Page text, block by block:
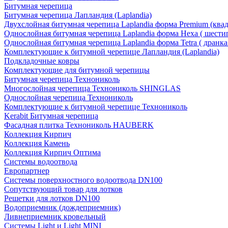
Битумная черепица
Битумная черепица Лапландия (Laplandia)
Двухслойная битумная черепица Laplandia форма Premium
Однослойная битумная черепица Laplandia форма Hexa (
Однослойная битумная черепица Laplandia форма Tetra (
Комплектующие к битумной черепице Лапландия (Laplandia)
Подкладочные ковры
Комплектующие для битумной черепицы
Битумная черепица Технониколь
Многослойная черепица Технониколь SHINGLAS
Однослойная черепица Технониколь
Комплектующие к битумной черепице Технониколь
Kerabit Битумная черепица
Фасадная плитка Технониколь HAUBERK
Кол​лекция Кирпич
Кол​лекция Камень
Коллекция Кирпич Оптима
Системы водоотвода
Европартнер
Системы поверхностного водоотвода DN100
Сопутствующий товар для лотков
Решетки для лотков DN100
Водоприемник (дождеприемник)
Ливнеприемник кровельный
Системы Light и Light MINI